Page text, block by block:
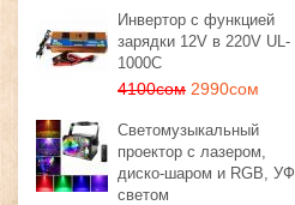
Инвертор с функцией
зарядки 12V в 220V UL-
1000C
4100сом 2990сом
Светомузыкальный
проектор с лазером,
диско-шаром и RGB, УФ
светом